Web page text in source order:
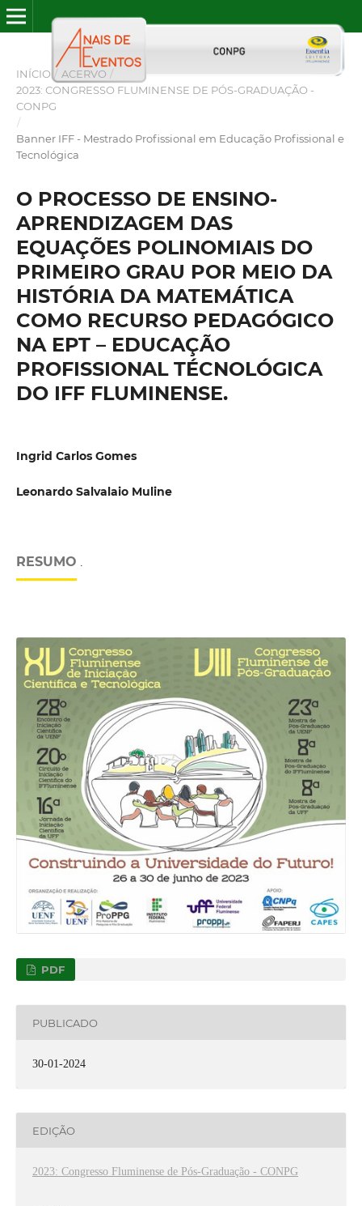
INÍCIO / ACERVO /
2023: CONGRESSO FLUMINENSE DE PÓS-GRADUAÇÃO -
CONPG
/
Banner IFF - Mestrado Profissional em Educação Profissional e
Tecnológica
O PROCESSO DE ENSINO-
APRENDIZAGEM DAS
EQUAÇÕES POLINOMIAIS DO
PRIMEIRO GRAU POR MEIO DA
HISTÓRIA DA MATEMÁTICA
COMO RECURSO PEDAGÓGICO
NA EPT – EDUCAÇÃO
PROFISSIONAL TÉCNOLÓGICA
DO IFF FLUMINENSE.
Ingrid Carlos Gomes
Leonardo Salvalaio Muline
RESUMO .
PDF
PUBLICADO
30-01-2024
EDIÇÃO
2023: Congresso Fluminense de Pós-Graduação - CONPG